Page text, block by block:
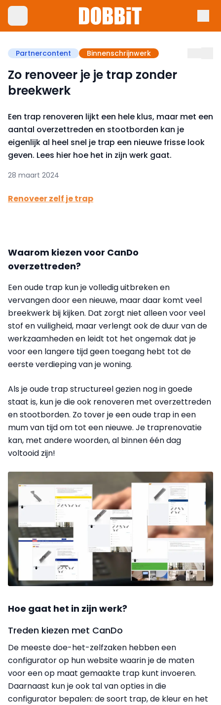
Partnercontent Binnenschrijnwerk
Zo renoveer je je trap zonder
breekwerk
Een trap renoveren lijkt een hele klus, maar met een
aantal overzettreden en stootborden kan je
eigenlijk al heel snel je trap een nieuwe frisse look
geven. Lees hier hoe het in zijn werk gaat.
28 maart 2024
Renoveer zelf je trap
Waarom kiezen voor CanDo
overzettreden?
Een oude trap kun je volledig uitbreken en
vervangen door een nieuwe, maar daar komt veel
breekwerk bij kijken. Dat zorgt niet alleen voor veel
stof en vuiligheid, maar verlengt ook de duur van de
werkzaamheden en leidt tot het ongemak dat je
voor een langere tijd geen toegang hebt tot de
eerste verdieping van je woning.
Als je oude trap structureel gezien nog in goede
staat is, kun je die ook renoveren met overzettreden
en stootborden. Zo tover je een oude trap in een
mum van tijd om tot een nieuwe. Je traprenovatie
kan, met andere woorden, al binnen één dag
voltooid zijn!
Hoe gaat het in zijn werk?
Treden kiezen met CanDo
De meeste doe-het-zelfzaken hebben een
configurator op hun website waarin je de maten
voor een op maat gemaakte trap kunt invoeren.
Daarnaast kun je ook tal van opties in die
configurator bepalen: de soort trap, de kleur en het